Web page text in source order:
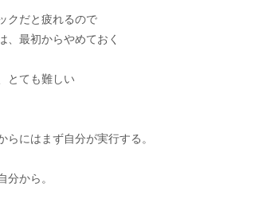
クだと疲れるので
、最初からやめておく
とても難しい
にはまず自分が実行する。
分から。